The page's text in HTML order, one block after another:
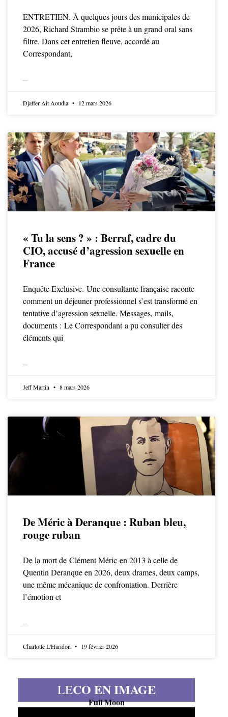
ENTRETIEN. À quelques jours des municipales de
2026, Richard Strambio se prête à un grand oral sans
filtre. Dans cet entretien fleuve, accordé au
Correspondant,
Djaffer Ait Aoudia 12 mars 2026
« Tu la sens ? » : Berraf, cadre du
CIO, accusé d’agression sexuelle en
France
Enquête Exclusive. Une consultante française raconte
comment un déjeuner professionnel s’est transformé en
tentative d’agression sexuelle. Messages, mails,
documents : Le Correspondant a pu consulter des
éléments qui
Jeff Martin 8 mars 2026
De Méric à Deranque : Ruban bleu,
rouge ruban
De la mort de Clément Méric en 2013 à celle de
Quentin Deranque en 2026, deux drames, deux camps,
une même mécanique de confrontation. Derrière
l’émotion et
Charlotte L'Haridon 19 février 2026
LECO EN IMAGE
Full Moon